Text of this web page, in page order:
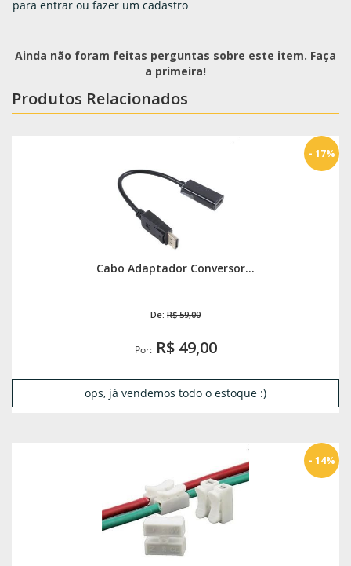
para entrar ou fazer um cadastro
Ainda não foram feitas perguntas sobre este item. Faça
a primeira!
Produtos Relacionados
Cabo Adaptador Conversor...
De: R$ 59,00
Por:R$ 49,00
- 17%
ops, já vendemos todo o estoque :)
- 14%